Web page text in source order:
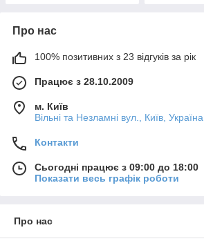
Про нас
100% позитивних з 23 відгуків за рік
Працює з 28.10.2009
м. Київ
Вільні та Незламні вул., Київ, Україна
Контакти
Сьогодні працює з 09:00 до 18:00
Показати весь графік роботи
Про нас